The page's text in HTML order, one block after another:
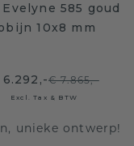
585 goud
10x8 mm
€ 7.865,-
Excl. Tax & BTW
unieke ontwerp!